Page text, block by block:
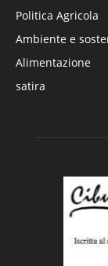
Politica Agricola
Ambiente e
Alimentazione
satira